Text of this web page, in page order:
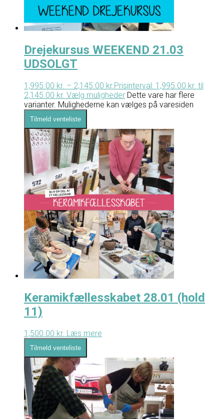
Drejekursus WEEKEND 21.03
UDSOLGT
1,995.00 kr. – 2,145.00 kr.Prisinterval: 1,995.00 kr. til
2,145.00 kr. Vælg muligheder Dette vare har flere
varianter. Mulighederne kan vælges på varesiden
Tilmeld venteliste
Keramikfællesskabet 28.01 (hold
11)
1,500.00 kr. Læs mere
Tilmeld venteliste